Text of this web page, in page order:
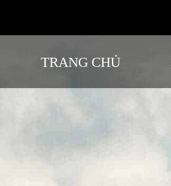
TRANG CHỦ